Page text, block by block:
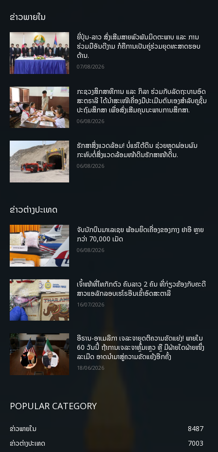
ຂ່າວພາຍໃນ
ຍີ່ປຸ່ນ-ລາວ ສົ່ງເສີມສາຍພົວພັນມິດຕະພາບ ແລະ ການ
ຮ່ວມມືອັນດີງາມ ກໍຄືການເປັນຄູ່ຮ່ວມຍຸດທະສາດຮອບ
ດ້ານ.
07/08/2026
ກະຊວງສຶກສາທິການ ແລະ ກິລາ ຮ່ວມກັບລັດຖະບານອົດ
ສະຕຣາລີ ໄດ້ນຳສະເໜີເຄື່ອງມືປະເມີນຕົນເອງສຳລັບຄູຊັ້ນ
ປະຖົມສຶກສາ ເພື່ອສົ່ງເສີມຄຸນນະພາບການສຶກສາ.
06/08/2026
ຮັກສາສິ່ງແວດລ້ອມ! ບໍ່ແຮ່ໃຕ້ດິນ ຊ່ວຍຫຼຸດຜ່ອນຜົນ
ກະທົບຕໍ່ສິ່ງແວດລ້ອມໜ້າດິນຮັກສາໜ້າດິນ.
06/08/2026
ຂ່າວຕ່າງປະເທດ
ຈັບນັກບິນມາເລເຊຍ ພ້ອມຍຶດເຄື່ອງຂອງກາງ ຢາອີ ຫຼາຍ
ກວ່າ 70,000 ເມັດ
06/08/2026
ເຈົ້າໜ້າທີ່ໄທກັກຕົວ ຄົນລາວ 2 ຄົນ ທີ່ກ່ຽວຂ້ອງກັບຄະດີ
ສາວແອລັກລອບເຮໂຣອີນເຂົ້າອົດສະຕາລີ
16/07/2026
ອີຣານ-ອາເມລິກາ ເຈລະຈາຍຸດຕິຄວາມຂັດແຍ່ງ! ພາຍໃນ
60 ວັນນີ້ ຖ້າການເຈລະຈາຫຼົ້ມເຫຼວ ຫຼື ມີຝ່າຍໃດຝ່າຍໜຶ່ງ
ລະເມີດ ອາດນໍາມາສູ່ຄວາມຂັດແຍ້ງອີກຄັ້ງ
18/06/2026
POPULAR CATEGORY
ຂ່າວພາຍ​ໃນ
8487
ຂ່າວຕ່າງປະເທດ
7003